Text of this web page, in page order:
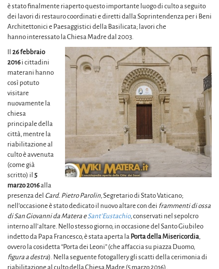
è stato finalmente riaperto questo importante luogo di culto a seguito
dei lavori di restauro coordinati e diretti dalla Soprintendenza per i Beni
Architettonici e Paesaggistici della Basilicata; lavori che
hanno interessato la Chiesa Madre dal 2003.
Il 26 febbraio
2016 i cittadini
materani hanno
così potuto
visitare
nuovamente la
chiesa
principale della
città, mentre la
riabilitazione al
culto è avvenuta
(come già
scritto) il 5
marzo 2016alla
presenza del Card. Pietro Parolin, Segretario di Stato Vaticano;
nell’occasione è stato dedicato il nuovo altare con dei frammenti di ossa
di San Giovanni da Matera eSant’Eustachio, conservati nel sepolcro
interno all’altare. Nello stesso giorno, in occasione del Santo Giubileo
indetto da Papa Francesco, è stata aperta la Porta della Misericordia,
ovvero la cosidetta “Porta dei Leoni” (che affaccia su piazza Duomo,
figura a destra). Nella seguente fotogallery gli scatti della cerimonia di
riabilitazione al culto della Chiesa Madre (5 marzo 2016).